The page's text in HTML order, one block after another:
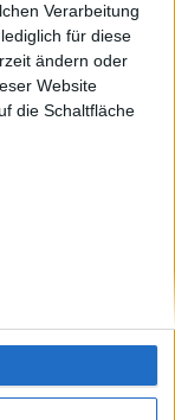
Verarbeitung
für diese
ändern oder
Website
die Schaltfläche
aller
and be
score